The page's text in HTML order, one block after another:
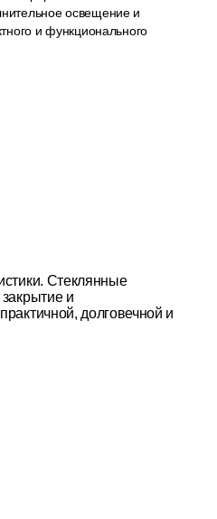
освещение и
и функционального
Стеклянные
и
долговечной и